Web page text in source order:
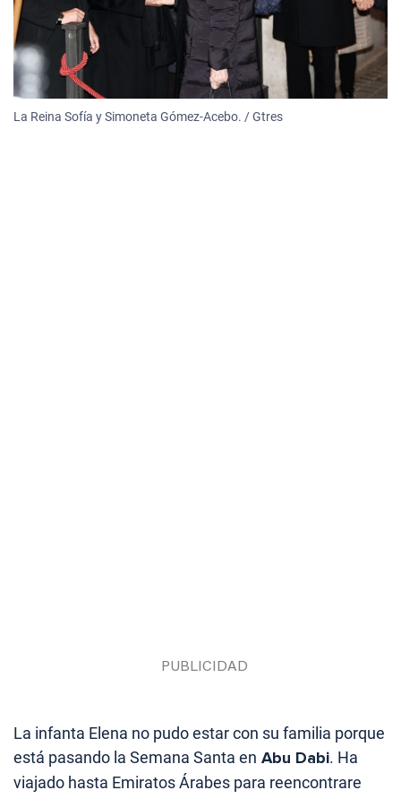
La Reina Sofía y Simoneta Gómez-Acebo. / Gtres
La infanta Elena no pudo estar con su familia porque
está pasando la Semana Santa en Abu Dabi. Ha
viajado hasta Emiratos Árabes para reencontrare